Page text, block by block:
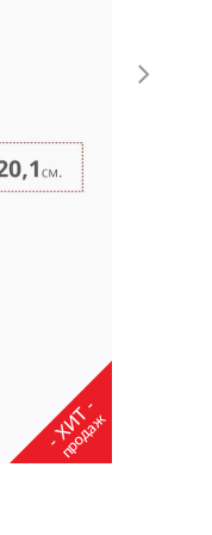
- ХИТ -
продаж